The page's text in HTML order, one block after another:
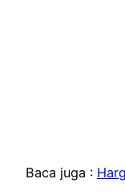
Baca juga :